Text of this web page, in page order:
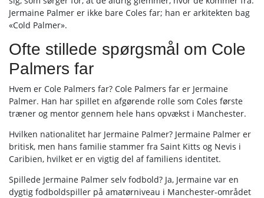
Jermaine Palmer er ikke bare Coles far; han er arkitekten bag
«Cold Palmer».
Ofte stillede spørgsmål om Cole
Palmers far
Hvem er Cole Palmers far? Cole Palmers far er Jermaine
Palmer. Han har spillet en afgørende rolle som Coles første
træner og mentor gennem hele hans opvækst i Manchester.
Hvilken nationalitet har Jermaine Palmer? Jermaine Palmer er
britisk, men hans familie stammer fra Saint Kitts og Nevis i
Caribien, hvilket er en vigtig del af familiens identitet.
Spillede Jermaine Palmer selv fodbold? Ja, Jermaine var en
dygtig fodboldspiller på amatørniveau i Manchester-området